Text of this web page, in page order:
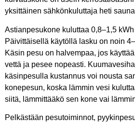
yksittäinen sähkönkuluttaja heti
Astianpesukone kuluttaa 0,8–1,5
Päivittäisellä käytöllä lasku on noin
Käsin pesu on halvempaa, jos
vettä ja pesee nopeasti.
käsinpesulla kustannus voi nousta
konepesun, koska lämmin vesi
siitä, lämmittääkö sen kone vai
Pelkästään pesutoiminnot,